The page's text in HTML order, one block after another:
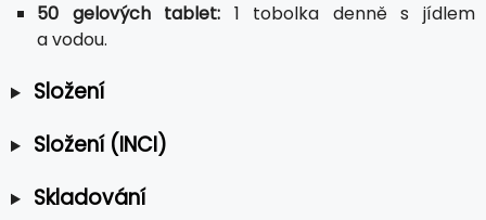
50 gelových tablet: 1 tobolka denně s jídlem
a vodou.
Složení
Složení (INCI)
Skladování